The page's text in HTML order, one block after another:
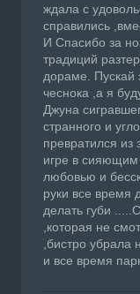
ждала с
справились
И Спасибо за
традиций
дораме. Пускай
чеснока ,а я
Джуна
странного и
превратился из
игре в
любовью и
руки все время
делать губи
,которая не
,бистро убрала
и все время